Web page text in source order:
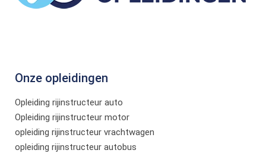
Onze opleidingen
Opleiding rijinstructeur auto
Opleiding rijinstructeur motor
opleiding rijinstructeur vrachtwagen
opleiding rijinstructeur autobus